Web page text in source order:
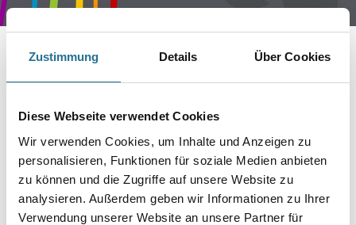
Zustimmung Details Über Cookies
Diese Webseite verwendet Cookies
Wir verwenden Cookies, um Inhalte und Anzeigen zu
personalisieren, Funktionen für soziale Medien anbieten
zu können und die Zugriffe auf unsere Website zu
analysieren. Außerdem geben wir Informationen zu Ihrer
Verwendung unserer Website an unsere Partner für
EIN KLEINER ZWISCHENFALL
IST AUFGETRETEN
Keine Sorge, wir pinseln schon an der Lösung und
werden das Problem so schnell wie möglich beheben.
Erkunden Sie in der Zwischenzeit unseren Online-Shop
und lassen Sie sich inspirieren.